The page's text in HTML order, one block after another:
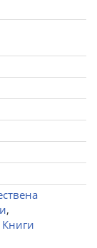
,
Книги